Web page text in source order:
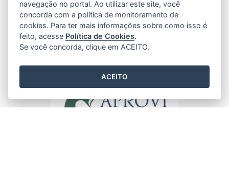
navegação no portal. Ao utilizar este site, você
concorda com a política de monitoramento de
cookies. Para ter mais informações sobre como isso é
feito, acesse Política de Cookies.
Se você concorda, clique em ACEITO.
ACEITO